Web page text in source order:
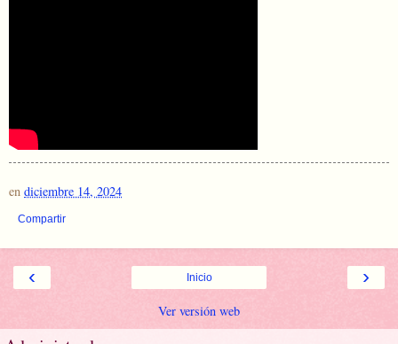
en diciembre 14, 2024
Compartir
‹ ›
Inicio
Ver versión web